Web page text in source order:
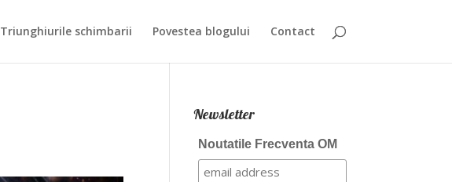
Triunghiurile schimbarii Povestea blogului Contact
Newsletter
Noutatile Frecventa OM